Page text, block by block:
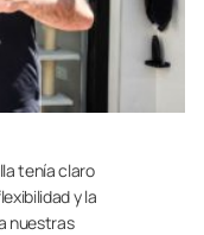
tenía claro
y la
nuestras